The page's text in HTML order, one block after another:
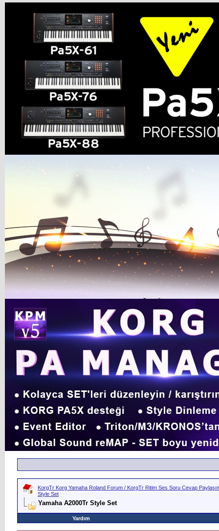
KorgTr Korg Yamaha Roland Forum / KorgTr Ritim Ses Soru Cevap
Style Set
Yamaha A2000Tr Style Set
Yardım